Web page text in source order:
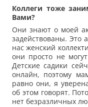
Коллеги тоже
Вами?
Они знают о моей
задействованы. Это
нас женский
они просто не
Детские садики
онлайн, поэтому
равно они, я
об этом говорят.
нет безразличных